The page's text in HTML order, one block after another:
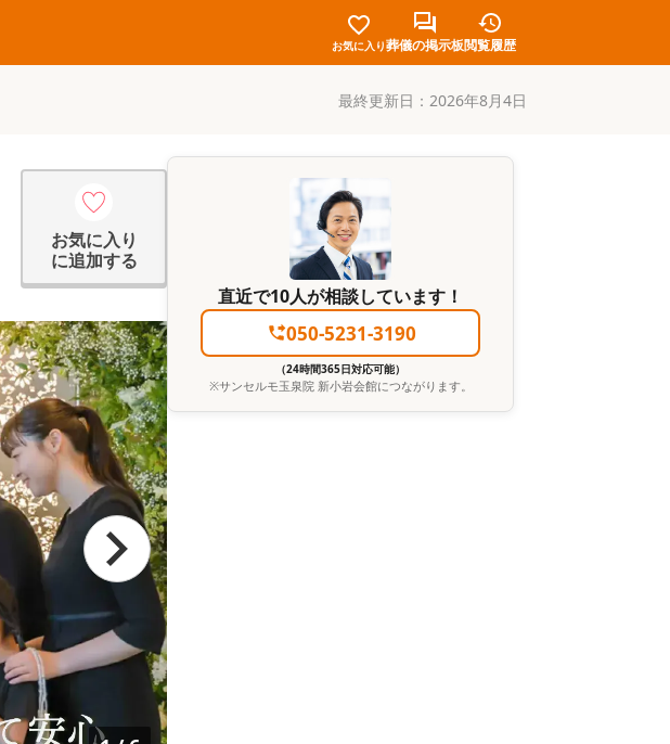
お気に入り葬儀の掲示板閲覧履歴
最終更新日： 2026年8月4日
お気に入り
に追加する
直近で10人が相談しています！
050-5231-3190
（24時間365日対応可能）
※サンセルモ玉泉院 新小岩会館につながります。